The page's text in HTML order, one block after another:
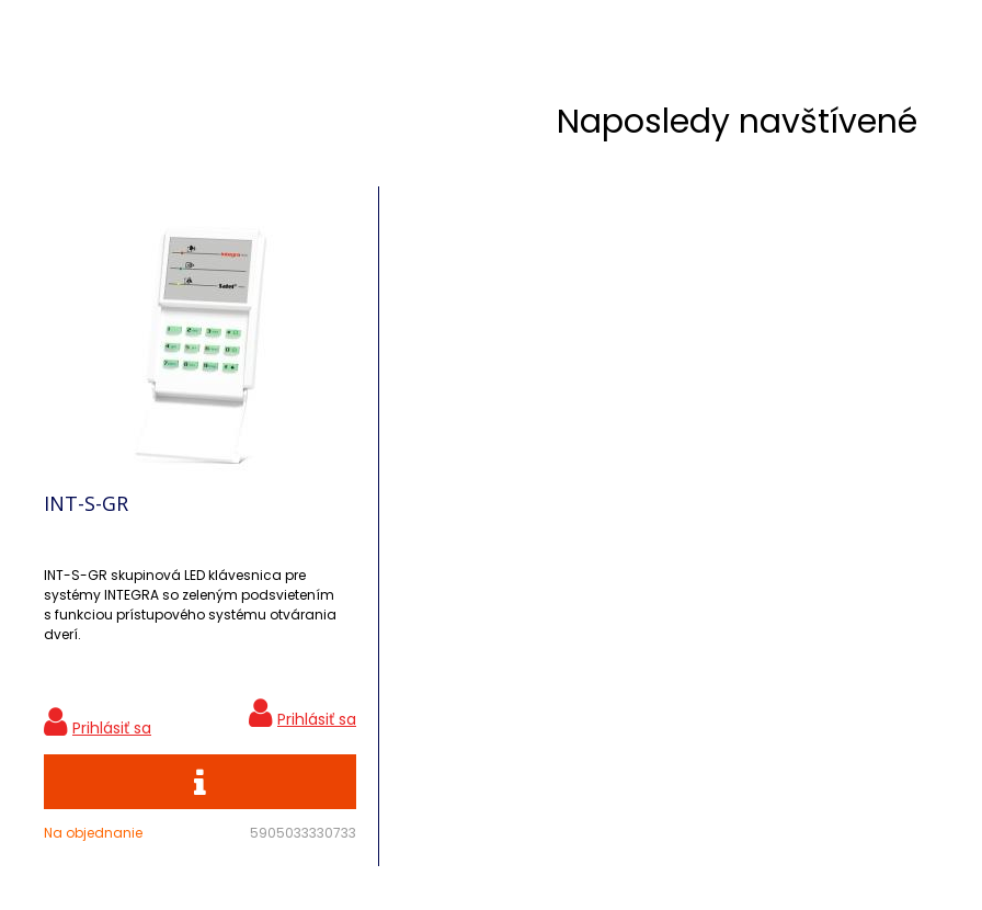
Naposledy navštívené
INT-S-GR
INT-S-GR skupinová LED klávesnica pre
systémy INTEGRA so zeleným podsvietením
s funkciou prístupového systému otvárania
dverí.
Na objednanie 5905033330733